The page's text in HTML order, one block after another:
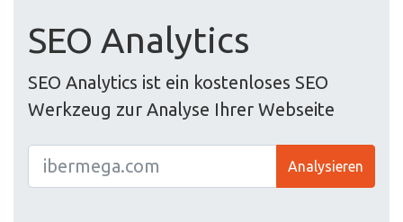
SEO Analytics
SEO Analytics ist ein kostenloses SEO
Werkzeug zur Analyse Ihrer Webseite
Analysieren